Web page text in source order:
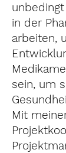
in der
arbeiten,
sein, um
Mit